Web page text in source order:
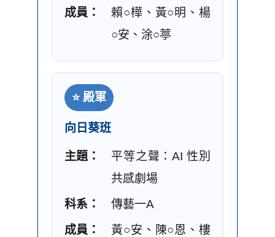
成員：
賴○樺、黃○明、楊
○安、涂○葶
⭐ 殿軍
向日葵班
主題：
平等之聲：AI 性別
共感劇場
科系：
傳藝一A
成員：
黃○安、陳○恩、樓